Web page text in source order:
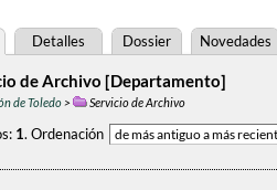
Detalles Dossier Novedades
de Archivo [Departamento]
de Toledo> Servicio de Archivo
1. Ordenación